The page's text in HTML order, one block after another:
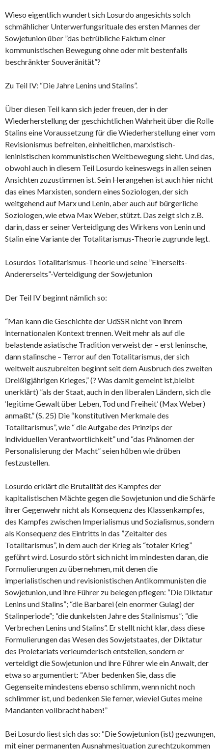
Wieso eigentlich wundert sich Losurdo angesichts solch
schmählicher Unterwerfungsrituale des ersten Mannes der
Sowjetunion über ”das betrübliche Faktum einer
kommunistischen Bewegung ohne oder mit bestenfalls
beschränkter Souveränität”?
Zu Teil IV: “Die Jahre Lenins und Stalins”.
Über diesen Teil kann sich jeder freuen, der in der
Wiederherstellung der geschichtlichen Wahrheit über die Rolle
Stalins eine Voraussetzung für die Wiederherstellung einer vom
Revisionismus befreiten, einheitlichen, marxistisch-
leninistischen kommunistischen Weltbewegung sieht. Und das,
obwohl auch in diesem Teil Losurdo keineswegs in allen seinen
Ansichten zuzustimmen ist. Sein Herangehen ist auch hier nicht
das eines Marxisten, sondern eines Soziologen, der sich
weitgehend auf Marx und Lenin, aber auch auf bürgerliche
Soziologen, wie etwa Max Weber, stützt. Das zeigt sich z.B.
darin, dass er seiner Verteidigung des Wirkens von Lenin und
Stalin eine Variante der Totalitarismus-Theorie zugrunde legt.
Losurdos Totalitarismus-Theorie und seine ”Einerseits-
Andererseits”-Verteidigung der Sowjetunion
Der Teil IV beginnt nämlich so:
“Man kann die Geschichte der UdSSR nicht von ihrem
internationalen Kontext trennen. Weit mehr als auf die
belastende asiatische Tradition verweist der – erst leninsche,
dann stalinsche – Terror auf den Totalitarismus, der sich
weltweit auszubreiten beginnt seit dem Ausbruch des zweiten
Dreißigjährigen Krieges,” (? Was damit gemeint ist,bleibt
unerklärt) ”als der Staat, auch in den liberalen Ländern, sich die
‘legitime Gewalt über Leben, Tod und Freiheit’ (Max Weber)
anmaßt.” (S. 25) Die “konstitutiven Merkmale des
Totalitarismus”, wie “ die Aufgabe des Prinzips der
individuellen Verantwortlichkeit” und “das Phänomen der
Personalisierung der Macht” seien hüben wie drüben
festzustellen.
Losurdo erklärt die Brutalität des Kampfes der
kapitalistischen Mächte gegen die Sowjetunion und die Schärfe
ihrer Gegenwehr nicht als Konsequenz des Klassenkampfes,
des Kampfes zwischen Imperialismus und Sozialismus, sondern
als Konsequenz des Eintritts in das ”Zeitalter des
Totalitarismus”, in dem auch der Krieg als “totaler Krieg”
geführt wird. Losurdo stört sich nicht im mindesten daran, die
Formulierungen zu übernehmen, mit denen die
imperialistischen und revisionistischen Antikommunisten die
Sowjetunion, und ihre Führer zu belegen pflegen: “Die Diktatur
Lenins und Stalins”; “die Barbarei (ein enormer Gulag) der
Stalinperiode”; “die dunkelsten Jahre des Stalinismus”; “die
Verbrechen Lenins und Stalins”. Er stellt nicht klar, dass diese
Formulierungen das Wesen des Sowjetstaates, der Diktatur
des Proletariats verleumderisch entstellen, sondern er
verteidigt die Sowjetunion und ihre Führer wie ein Anwalt, der
etwa so argumentiert: “Aber bedenken Sie, dass die
Gegenseite mindestens ebenso schlimm, wenn nicht noch
schlimmer ist, und bedenken Sie ferner, wieviel Gutes meine
Mandanten vollbracht haben!”
Bei Losurdo liest sich das so: “Die Sowjetunion (ist) gezwungen,
mit einer permanenten Ausnahmesituation zurechtzukommen